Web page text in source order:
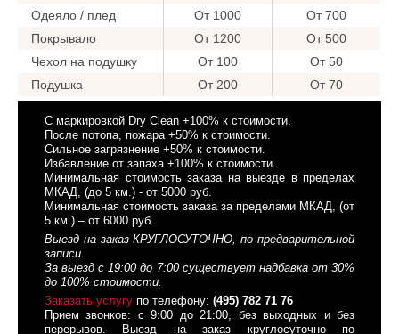
Одеяло / плед От 1000
От 700
Покрывало
От 1200
От 500
Чехол на подушку
От 100
От 50
Подушка
От 200 От 70
C маркировкой Dry Clean +100% к стоимости.
После потопа, пожара +50% к стоимости.
Сильное загрязнение +50% к стоимости.
Избавление от запаха +100% к стоимости.
Минимальная стоимость заказа на выезде в пределах
МКАД, (до 5 км.) - от 5000 руб.
Минимальная стоимость заказа за пределами МКАД, (от
5 км.) – от 6000 руб.
Выезд на заказ КРУГЛОСУТОЧНО, по предварительной
записи.
За выезд с 19:00 до 7:00 существует надбавка от 30%
до 100% стоимости.
Заказать услугу по телефону: (495) 782 71 76
Прием звонков: с 9:00 до 21:00, без выходных и без
перерывов. Выезд на заказ круглосуточно по